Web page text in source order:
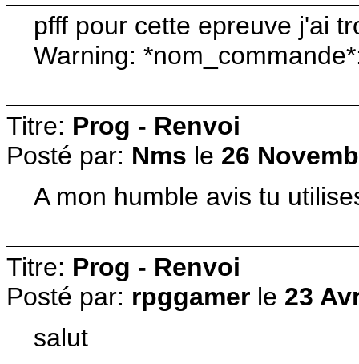
pfff pour cette epreuve j'ai
Warning:
Titre: Prog - Renvoi
Posté par: Nms le 26
A mon humble avis tu
Titre: Prog - Renvoi
Posté par: rpggamer le 23
salut